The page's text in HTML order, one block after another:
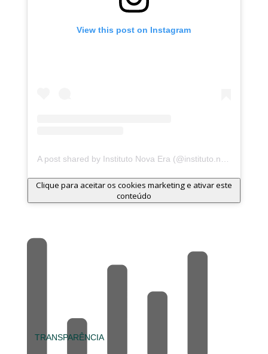
View this post on Instagram
Clique para aceitar os cookies marketing e ativar este
conteúdo
TRANSPARÊNCIA